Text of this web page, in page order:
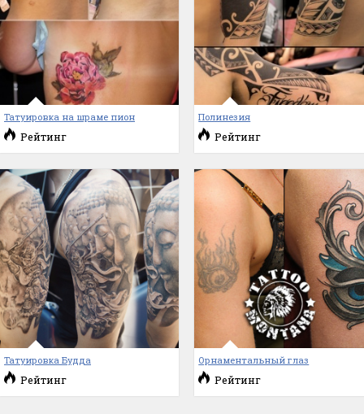
Татуировка на шраме пион
Рейтинг
Полинезия
Рейтинг
Татуировка Будда
Рейтинг
Орнаментальный глаз
Рейтинг